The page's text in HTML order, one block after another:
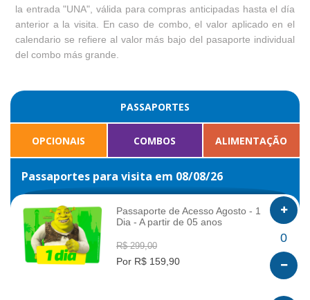
la entrada "UNA", válida para compras anticipadas hasta el día
anterior a la visita. En caso de combo, el valor aplicado en el
calendario se refiere al valor más bajo del pasaporte individual
del combo más grande.
PASSAPORTES
OPCIONAIS COMBOS ALIMENTAÇÃO
Passaportes para visita em 08/08/26
INFO
Passaporte de Acesso Agosto - 1
Dia - A partir de 05 anos
R$ 299,00
Por R$ 159,90
0